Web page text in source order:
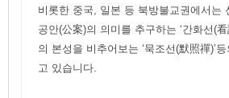
비롯한 중국, 일본 등 북방불교권에서는
공안(公案)의 의미를 추구하는 ‘간화선(
의 본성을 비추어보는 ‘묵조선(默照禪)’
고 있습니다.